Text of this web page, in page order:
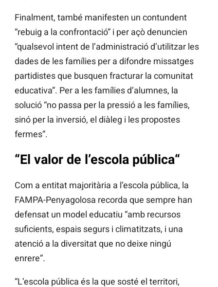
Finalment, també manifesten un contundent
“rebuig a la confrontació” i per açò denuncien
“qualsevol intent de l’administració d’utilitzar les
dades de les famílies per a difondre missatges
partidistes que busquen fracturar la comunitat
educativa”. Per a les famílies d’alumnes, la
solució “no passa per la pressió a les famílies,
sinó per la inversió, el diàleg i les propostes
fermes”.
“El valor de l’escola pública“
Com a entitat majoritària a l’escola pública, la
FAMPA-Penyagolosa recorda que sempre han
defensat un model educatiu “amb recursos
suficients, espais segurs i climatitzats, i una
atenció a la diversitat que no deixe ningú
enrere”.
“L’escola pública és la que sosté el territori,